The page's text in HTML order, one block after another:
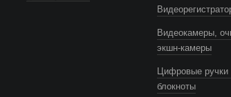
Видеокамеры,
экшн-камеры
Цифровые ручки
блокноты